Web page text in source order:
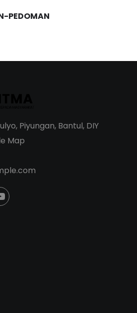
PEDOMAN
Piyungan, Bantul, DIY
Map